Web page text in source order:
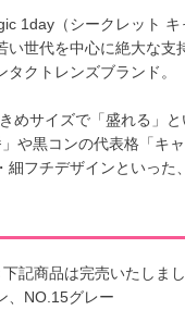
1day（シークレット
い世代を中心に絶大な
タクトレンズブランド。
めサイズで「盛れる」
」や黒コンの代表格「キ
細フチデザインといっ
記商品は完売いたしまし
、NO.15グレー